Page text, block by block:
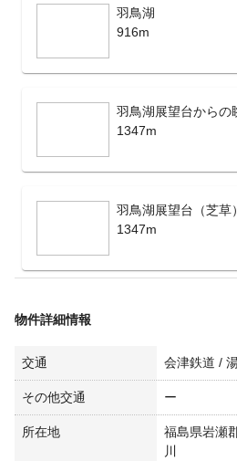
羽鳥湖
916m
羽鳥湖展望台からの
1347m
羽鳥湖展望台（芝草）
1347m
物件詳細情報
交通 会津鉄道 /
その他交通 ー
所在地
福島県岩瀬
川